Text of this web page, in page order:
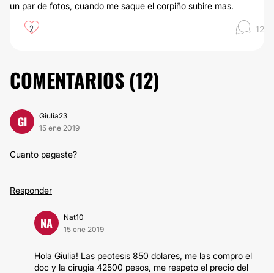
un par de fotos, cuando me saque el corpiño subire mas.
2 12
COMENTARIOS (12)
GI
Giulia23
15 ene 2019
Cuanto pagaste?
Responder
NA
Nat10
15 ene 2019
Hola Giulia! Las peotesis 850 dolares, me las compro el
doc y la cirugia 42500 pesos, me respeto el precio del